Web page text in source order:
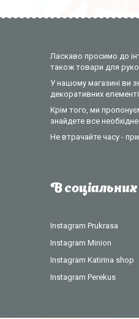
Ласкаво просимо до
також товари для
У нашому магазині ви
декоративних
Крім того, ми
знайдете все
Не втрачайте часу -
В
Instagram Prukrasa
Instagram Minion
Instagram Katirina shop
Instagram Perekus